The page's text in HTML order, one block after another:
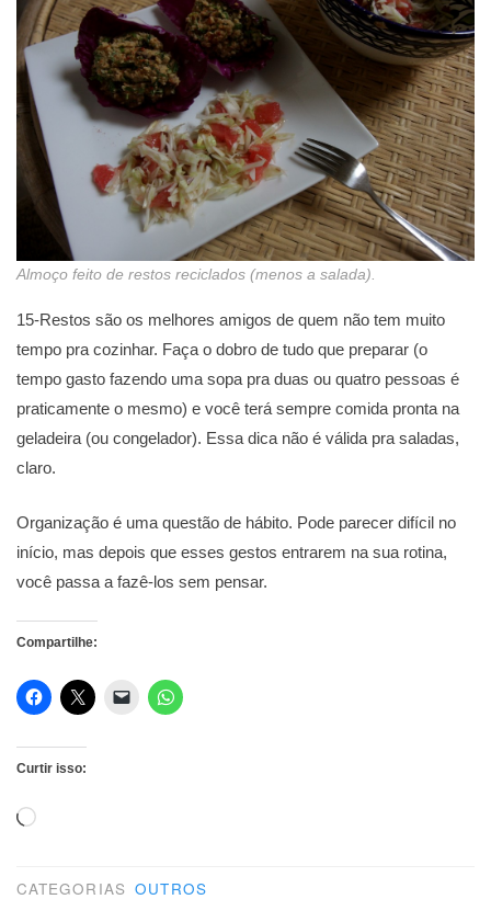
Almoço feito de restos reciclados (menos a salada).
15-Restos são os melhores amigos de quem não tem muito
tempo pra cozinhar. Faça o dobro de tudo que preparar (o
tempo gasto fazendo uma sopa pra duas ou quatro pessoas é
praticamente o mesmo) e você terá sempre comida pronta na
geladeira (ou congelador). Essa dica não é válida pra saladas,
claro.
Organização é uma questão de hábito. Pode parecer difícil no
início, mas depois que esses gestos entrarem na sua rotina,
você passa a fazê-los sem pensar.
Compartilhe:
Curtir isso:
Carregando...
CATEGORIAS OUTROS